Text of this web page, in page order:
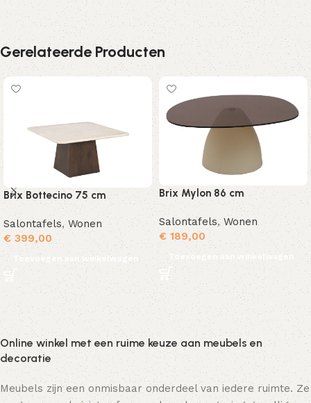
Gerelateerde Producten
Brix Bottecino 75 cm
Salontafels, Wonen
€399,00
Toevoegen aan winkelwagen
Brix Mylon 86 cm
Salontafels,Wonen
€ 189,00
Toevoegen aan winkelwagen
Online winkel met een ruime keuze aan meubels en
decoratie
Meubels zijn een onmisbaar onderdeel van iedere ruimte. Ze